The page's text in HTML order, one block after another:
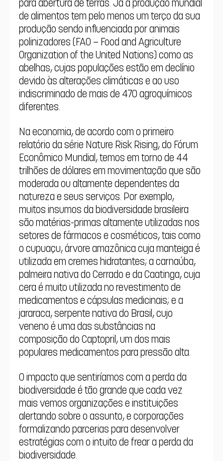
de alimentos tem pelo menos um terço da sua
produção sendo influenciada por animais
polinizadores (FAO – Food and Agriculture
Organization of the United Nations) como as
abelhas, cujas populações estão em declínio
devido às alterações climáticas e ao uso
indiscriminado de mais de 470 agroquímicos
diferentes.
Na economia, de acordo com o primeiro
relatório da série Nature Risk Rising, do Fórum
Econômico Mundial, temos em torno de 44
trilhões de dólares em movimentação que são
moderada ou altamente dependentes da
natureza e seus serviços. Por exemplo,
muitos insumos da biodiversidade brasileira
são matérias-primas altamente utilizadas nos
setores de fármacos e cosméticos, tais como
o cupuaçu, árvore amazônica cuja manteiga é
utilizada em cremes hidratantes; a carnaúba,
palmeira nativa do Cerrado e da Caatinga, cuja
cera é muito utilizada no revestimento de
medicamentos e cápsulas medicinais; e a
jararaca, serpente nativa do Brasil, cujo
veneno é uma das substâncias na
composição do Captopril, um dos mais
populares medicamentos para pressão alta.
O impacto que sentiríamos com a perda da
biodiversidade é tão grande que cada vez
mais vemos organizações e instituições
alertando sobre o assunto, e corporações
formalizando parcerias para desenvolver
estratégias com o intuito de frear a perda da
biodiversidade.